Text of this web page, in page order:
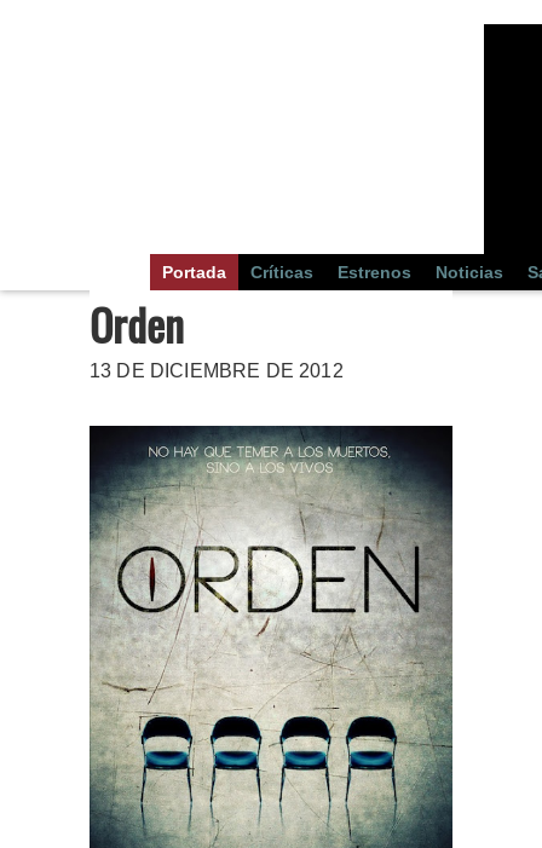
Portada Críticas Estrenos Noticias
Orden
13 DE DICIEMBRE DE 2012